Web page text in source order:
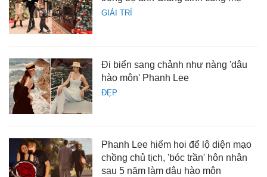
GIẢI TRÍ
ĐẸP
Đi biển sang chảnh như nàng 'dâu
hào môn' Phanh Lee
Phanh Lee hiếm hoi để lộ diện mạo
chồng chủ tịch, 'bóc trần' hôn nhân
sau 5 năm làm dâu hào môn